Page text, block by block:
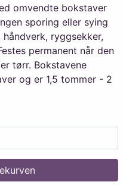
omvendte bokstaver
sporing eller sying
ryggsekker,
permanent når den
tørr. Bokstavene
og er 1,5 tommer - 2